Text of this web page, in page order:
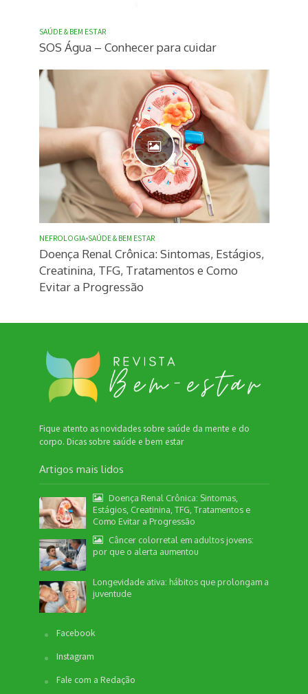
SAÚDE & BEM ESTAR
SOS Água – Conhecer para cuidar
NEFROLOGIA•SAÚDE & BEM ESTAR
Doença Renal Crônica: Sintomas, Estágios,
Creatinina, TFG, Tratamentos e Como
Evitar a Progressão
Fique atento as novidades sobre saúde da mente e do
corpo. Dicas sobre saúde e bem estar
Artigos mais lidos
Doença Renal Crônica: Sintomas,
Estágios, Creatinina, TFG, Tratamentos e
Como Evitar a Progressão
Câncer colorretal em adultos jovens:
por que o alerta aumentou
Longevidade ativa: hábitos que prolongam a
juventude
Facebook
Instagram
Fale com a Redação